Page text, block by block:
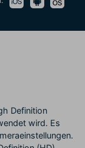
wie Sie einen
Partnerschaften
Definition
wird. Es